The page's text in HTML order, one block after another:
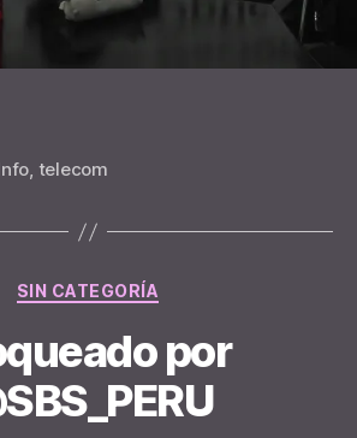
, telecom
Categories
SIN CATEGORÍA
por
B
y